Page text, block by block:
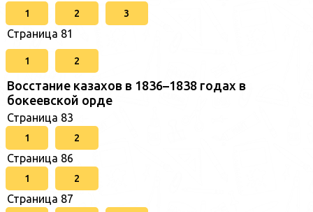
1 2 3
Страница 81
1 2
Восстание казахов в 1836–1838 годах в
бокеевской орде
Страница 83
1 2
Страница 86
1 2
Страница 87